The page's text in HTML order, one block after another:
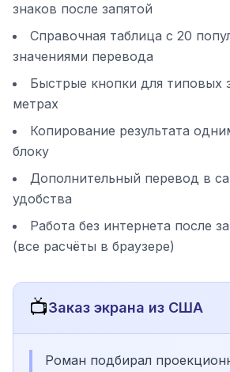
знаков после запятой
Справочная таблица с 20
значениями перевода
Быстрые кнопки для типовых
метрах
Копирование результата
блоку
Дополнительный перевод в
удобства
Работа без интернета после
(все расчёты в браузере)
📺Заказ экрана из США
Роман подбирал